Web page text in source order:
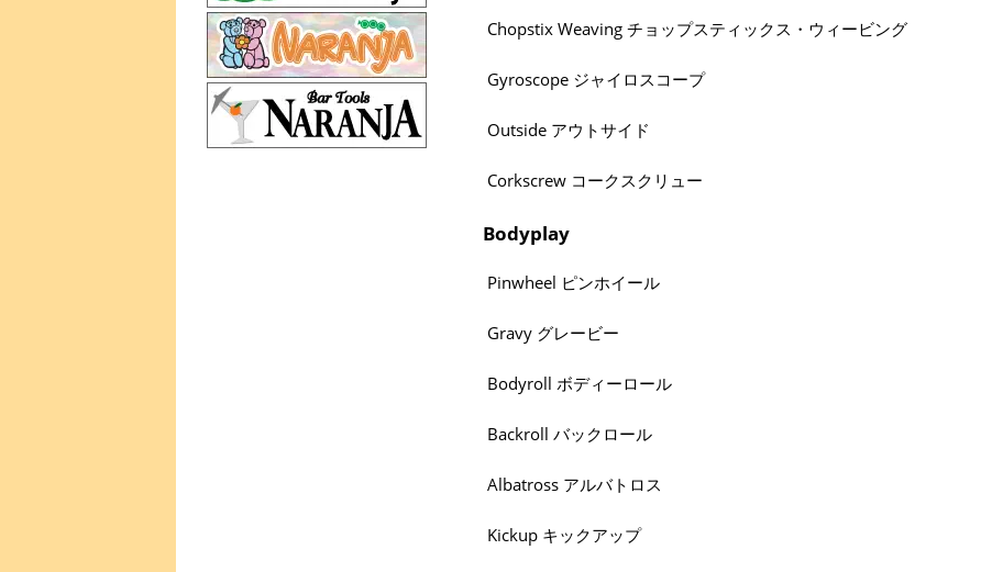
Chopstix Weaving チョップスティックス・ウィービング
Gyroscope ジャイロスコープ
Outside アウトサイド
Corkscrew コークスクリュー
Bodyplay
Pinwheel ピンホイール
Gravy グレービー
Bodyroll ボディーロール
Backroll バックロール
Albatross アルバトロス
Kickup キックアップ